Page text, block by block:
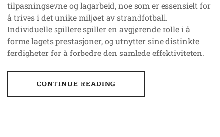
tilpasningsevne og lagarbeid, noe som er essensielt for
å trives i det unike miljøet av strandfotball.
Individuelle spillere spiller en avgjørende rolle i å
forme lagets prestasjoner, og utnytter sine distinkte
ferdigheter for å forbedre den samlede effektiviteten.
CONTINUE READING